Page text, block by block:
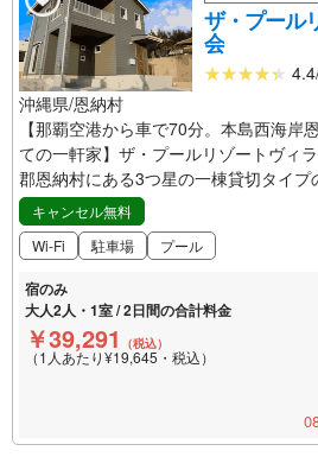
ザ・プール
会
沖縄県/恩納村
【那覇空港から車で70分。本島西海岸
ての一軒家】ザ・プールリゾートヴィ
郡恩納村にある3つ星の一棟貸切タイプ
キャンセル無料
Wi-Fi
駐車場 プール
宿のみ
大人2人・1室 / 2日間の合計料金
￥39,291 （税込）
（1人あたり¥19,645・税込）